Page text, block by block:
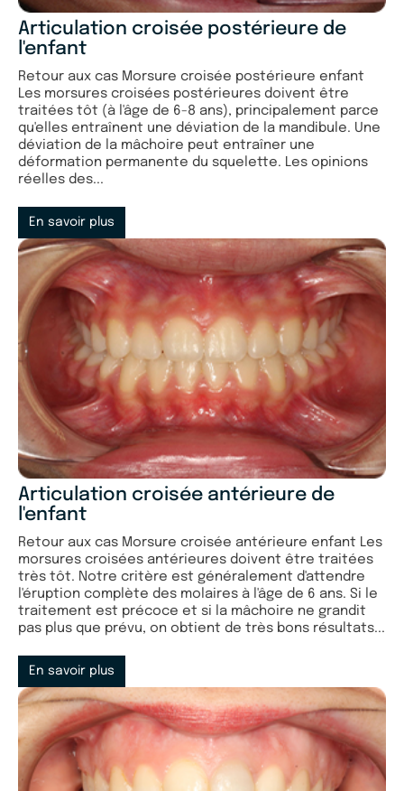
Articulation croisée postérieure de
l'enfant
Retour aux cas Morsure croisée postérieure enfant
Les morsures croisées postérieures doivent être
traitées tôt (à l'âge de 6-8 ans), principalement parce
qu'elles entraînent une déviation de la mandibule. Une
déviation de la mâchoire peut entraîner une
déformation permanente du squelette. Les opinions
réelles des...
En savoir plus
Articulation croisée antérieure de
l'enfant
Retour aux cas Morsure croisée antérieure enfant Les
morsures croisées antérieures doivent être traitées
très tôt. Notre critère est généralement d'attendre
l'éruption complète des molaires à l'âge de 6 ans. Si le
traitement est précoce et si la mâchoire ne grandit
pas plus que prévu, on obtient de très bons résultats...
En savoir plus